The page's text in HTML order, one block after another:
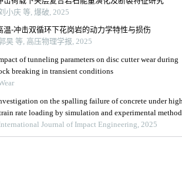
小庆 等, 爆破, 2025
温-冲击双循环下花岗岩的动力学特性与损伤
昊 等, 高压物理学报, 2025
of tunneling parameters on disc cutter wear during
breaking in transient conditions
on the spalling failure of concrete under
rate loading by simulation and experimental method
Journal of Impact Engineering, 2025